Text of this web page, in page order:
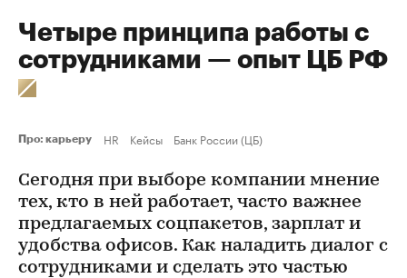
Четыре принципа работы с
сотрудниками — опыт ЦБ РФ
Про: карьеру HR Кейсы Банк России (ЦБ)
Сегодня при выборе компании мнение
тех, кто в ней работает, часто важнее
предлагаемых соцпакетов, зарплат и
удобства офисов. Как наладить диалог с
сотрудниками и сделать это частью